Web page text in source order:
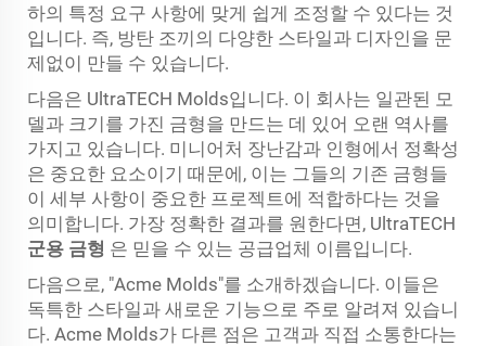
하의 특정 요구 사항에 맞게 쉽게 조정할 수 있다는 것
입니다. 즉, 방탄 조끼의 다양한 스타일과 디자인을 문
제없이 만들 수 있습니다.
다음은 UltraTECH Molds입니다. 이 회사는 일관된 모
델과 크기를 가진 금형을 만드는 데 있어 오랜 역사를
가지고 있습니다. 미니어처 장난감과 인형에서 정확성
은 중요한 요소이기 때문에, 이는 그들의 기존 금형들
이 세부 사항이 중요한 프로젝트에 적합하다는 것을
의미합니다. 가장 정확한 결과를 원한다면, UltraTECH
군용 금형 은 믿을 수 있는 공급업체 이름입니다.
다음으로, "Acme Molds"를 소개하겠습니다. 이들은
독특한 스타일과 새로운 기능으로 주로 알려져 있습니
다. Acme Molds가 다른 점은 고객과 직접 소통한다는